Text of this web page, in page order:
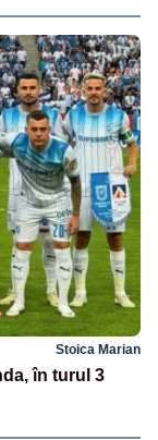
Stoica Marian
în turul 3